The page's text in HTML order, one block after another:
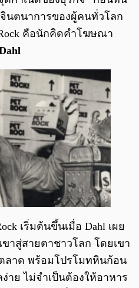
นตนาการของผู้คนทั่วโลก
คือนักคิดคำโฆษณา
เริ่มต้นขึ้นเมื่อ Dahl เผย
าสู่สายตาชาวโลก โดยเขา
ลาด พร้อมโปรโมทหินก้อน
าย ไม่จำเป็นต้องให้อาหาร